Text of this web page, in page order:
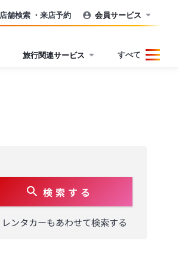
店舗検索 ・来店予約 会員サービス
旅行関連サービス すべて
検 索 す る
レンタカーもあわせて検索する